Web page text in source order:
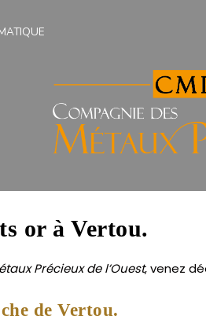
or à Vertou.
Précieux de l’Ouest, venez
de Vertou.